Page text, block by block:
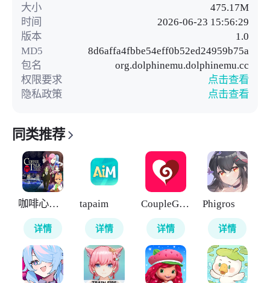
大小
475.17M
时间
2026-06-23 15:56:29
版本
1.0
MD5
8d6affa4fbbe54eff0b52ed24959b75a
包名
org.dolphinemu.dolphinemu.cc
权限要求
点击查看
隐私政策
点击查看
同类推荐
咖啡心语东京
详情
tapaim
详情
CoupleGame
详情
Phigros
详情